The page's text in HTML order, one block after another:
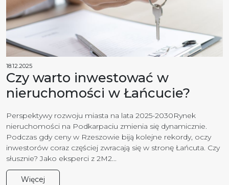
18.12.2025
Czy warto inwestować w
nieruchomości w Łańcucie?
Perspektywy rozwoju miasta na lata 2025-2030Rynek
nieruchomości na Podkarpaciu zmienia się dynamicznie.
Podczas gdy ceny w Rzeszowie biją kolejne rekordy, oczy
inwestorów coraz częściej zwracają się w stronę Łańcuta. Czy
słusznie? Jako eksperci z 2M2...
Więcej